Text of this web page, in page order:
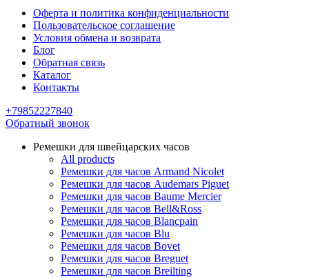
Оферта и политика конфиденциальности
Пользовательское соглашение
Условия обмена и возврата
Блог
Обратная связь
Каталог
Контакты
+79852227840
Обратный звонок
Ремешки для швейцарских часов
All products
Ремешки для часов Armand Nicolet
Ремешки для часов Audemars Piguet
Ремешки для часов Baume Mercier
Ремешки для часов Bell&Ross
Ремешки для часов Blancpain
Ремешки для часов Blu
Ремешки для часов Bovet
Ремешки для часов Breguet
Ремешки для часов Breilting